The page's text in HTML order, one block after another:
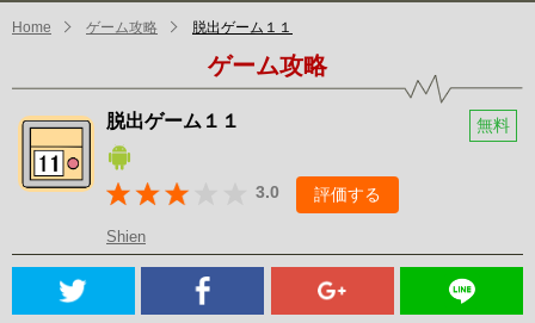
Home ゲーム攻略 脱出ゲーム１１
ゲーム攻略
脱出ゲーム１１ 無料
3.0 評価する
Shien